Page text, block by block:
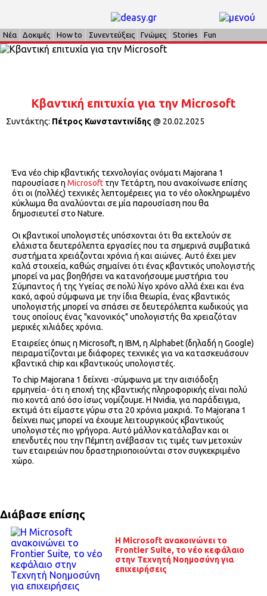
Νέα Δοκιμές How to Συνεντεύξεις Γνώμες Stories Fun
Κβαντική επιτυχία για την Microsoft
Συντάκτης: Πέτρος Κωνσταντινίδης @ 20.02.2025
Ένα νέο chip κβαντικής τεχνολογίας ονόματι Majorana 1
παρουσίασε η Microsoft την Τετάρτη, που ανακοίνωσε επίσης
ότι οι (πολλές) τεχνικές λεπτομέρειες για το νέο ολοκληρωμένο
κύκλωμα θα αναλύονται σε μία παρουσίαση που θα
δημοσιευτεί στο Nature.
Οι κβαντικοί υπολογιστές υπόσχονται ότι θα εκτελούν σε
ελάχιστα δευτερόλεπτα εργασίες που τα σημερινά συμβατικά
συστήματα χρειάζονται χρόνια ή και αιώνες. Αυτό έχει μεν
καλά στοιχεία, καθώς σημαίνει ότι ένας κβαντικός υπολογιστής
μπορεί να μας βοηθήσει να κατανοήσουμε μυστήρια του
Σύμπαντος ή της Υγείας σε πολύ λίγο χρόνο αλλά έχει και ένα
κακό, αφού σύμφωνα με την ίδια θεωρία, ένας κβαντικός
υπολογιστής μπορεί να σπάσει σε δευτερόλεπτα κωδικούς για
τους οποίους ένας "κανονικός" υπολογιστής θα χρειαζόταν
μερικές χιλιάδες χρόνια.
Εταιρείες όπως η Microsoft, η IBM, η Alphabet (δηλαδή η Google)
πειραματίζονται με διάφορες τεχνικές για να κατασκευάσουν
κβαντικά chip και κβαντικούς υπολογιστές.
Το chip Majorana 1 δείχνει -σύμφωνα με την αισιόδοξη
ερμηνεία- ότι η εποχή της κβαντικής πληροφορικής είναι πολύ
πιο κοντά από όσο ίσως νομίζουμε. Η Nvidia, για παράδειγμα,
εκτιμά ότι είμαστε γύρω στα 20 χρόνια μακριά. Το Majorana 1
δείχνει πως μπορεί να έχουμε λειτουργικούς κβαντικούς
υπολογιστές πιο γρήγορα. Αυτό μάλλον κατάλαβαν και οι
επενδυτές που την Πέμπτη ανέβασαν τις τιμές των μετοχών
των εταιρειών που δραστηριοποιούνται στον συγκεκριμένο
χώρο.
Διάβασε επίσης
Η Microsoft ανακοινώνει το
Frontier Suite, το νέο κεφάλαιο
στην Τεχνητή Νοημοσύνη για
επιχειρήσεις